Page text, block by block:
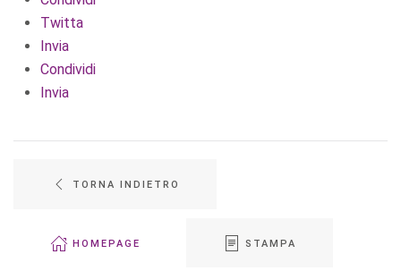
Twitta
Invia
Condividi
Invia
TORNA INDIETRO
HOMEPAGE STAMPA